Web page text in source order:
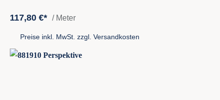
117,80 €* / Meter
Preise inkl. MwSt. zzgl. Versandkosten